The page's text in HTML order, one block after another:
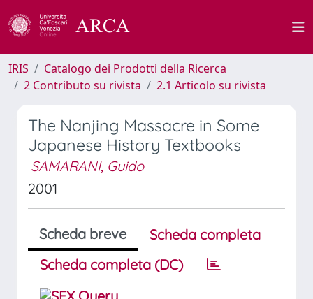
IRIS
Catalogo dei Prodotti della Ricerca
2 Contributo su rivista
2.1 Articolo su rivista
The Nanjing Massacre in Some
Japanese History Textbooks
SAMARANI, Guido
2001
Scheda breve
Scheda completa
Scheda completa (DC)